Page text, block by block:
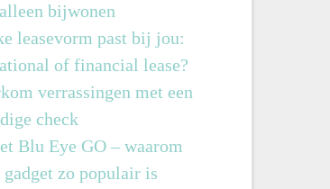
bijwonen
leasevorm past bij jou:
of financial lease?
verrassingen met een
check
Blu Eye GO – waarom
gadget zo populair is